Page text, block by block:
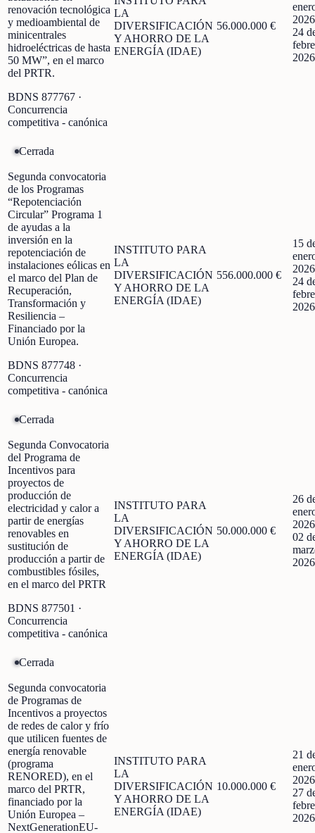
renovación tecnológica
y medioambiental de
minicentrales
hidroeléctricas de hasta
50 MW”, en el marco
del PRTR.
BDNS 877767 ·
Concurrencia
competitiva - canónica
LA
DIVERSIFICACIÓN
Y AHORRO DE LA
ENERGÍA (IDAE)
56.000.000 €
2026
24
2026
Cerrada
Segunda convocatoria
de los Programas
“Repotenciación
Circular” Programa 1
de ayudas a la
inversión en la
repotenciación de
instalaciones eólicas en
el marco del Plan de
Recuperación,
Transformación y
Resiliencia –
Financiado por la
Unión Europea.
BDNS 877748 ·
Concurrencia
competitiva - canónica
INSTITUTO PARA
LA
DIVERSIFICACIÓN
Y AHORRO DE LA
ENERGÍA (IDAE)
556.000.000 €
15
2026
24
2026
Cerrada
Segunda Convocatoria
del Programa de
Incentivos para
proyectos de
producción de
electricidad y calor a
partir de energías
renovables en
sustitución de
producción a partir de
combustibles fósiles,
en el marco del PRTR
BDNS 877501 ·
Concurrencia
competitiva - canónica
INSTITUTO PARA
LA
DIVERSIFICACIÓN
Y AHORRO DE LA
ENERGÍA (IDAE)
50.000.000 €
26
2026
02
2026
Cerrada
Segunda convocatoria
de Programas de
Incentivos a proyectos
de redes de calor y frío
que utilicen fuentes de
energía renovable
(programa
RENORED), en el
marco del PRTR,
financiado por la
Unión Europea –
NextGenerationEU-
INSTITUTO PARA
LA
DIVERSIFICACIÓN
Y AHORRO DE LA
ENERGÍA (IDAE)
10.000.000 €
21
2026
27
2026